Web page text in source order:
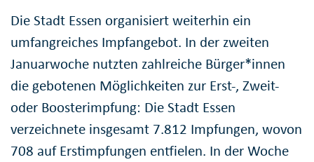
Die Stadt Essen organisiert weiterhin ein
umfangreiches Impfangebot. In der zweiten
Januarwoche nutzten zahlreiche Bürger*innen
die gebotenen Möglichkeiten zur Erst-, Zweit-
oder Boosterimpfung: Die Stadt Essen
verzeichnete insgesamt 7.812 Impfungen, wovon
708 auf Erstimpfungen entfielen. In der Woche